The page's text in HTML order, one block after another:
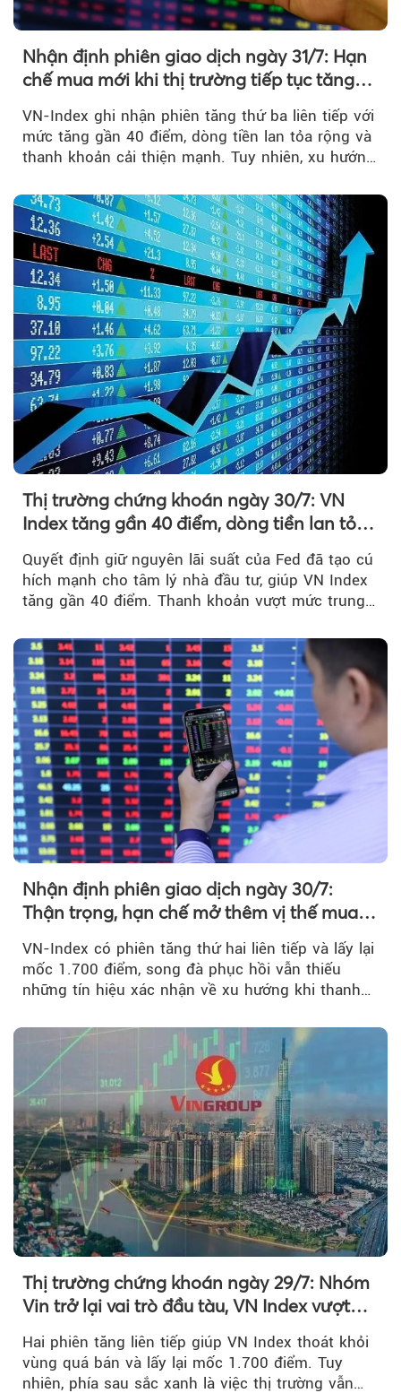
Nhận định phiên giao dịch ngày 31/7: Hạn
chế mua mới khi thị trường tiếp tục tăng
VN-Index ghi nhận phiên tăng thứ ba liên tiếp với
mức tăng gần 40 điểm, dòng tiền lan tỏa rộng và
thanh khoản cải thiện mạnh. Tuy nhiên, xu hướng
Thị trường chứng khoán ngày 30/7: VN
Index tăng gần 40 điểm, dòng tiền lan tỏa
mạnh sau tín hiệu tích cực từ Fed
Quyết định giữ nguyên lãi suất của Fed đã tạo cú
hích mạnh cho tâm lý nhà đầu tư, giúp VN Index
tăng gần 40 điểm. Thanh khoản vượt mức trung
Nhận định phiên giao dịch ngày 30/7:
Thận trọng, hạn chế mở thêm vị thế mua
VN-Index có phiên tăng thứ hai liên tiếp và lấy lại
mốc 1.700 điểm, song đà phục hồi vẫn thiếu
những tín hiệu xác nhận về xu hướng khi thanh
Thị trường chứng khoán ngày 29/7: Nhóm
Vin trở lại vai trò đầu tàu, VN Index vượt
Hai phiên tăng liên tiếp giúp VN Index thoát khỏi
vùng quá bán và lấy lại mốc 1.700 điểm. Tuy
nhiên, phía sau sắc xanh là việc thị trường vẫn